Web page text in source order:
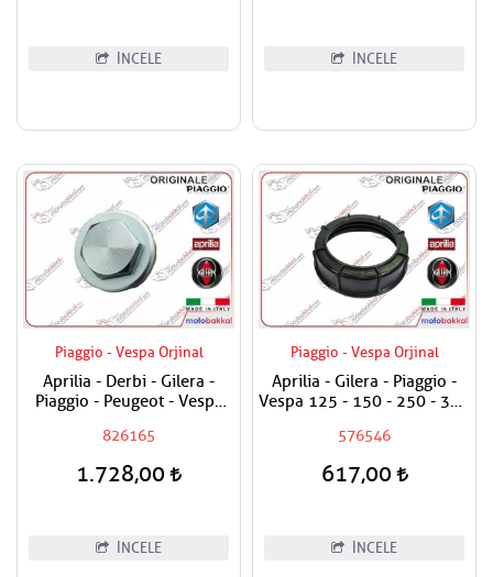
İNCELE İNCELE
Piaggio - Vespa Orjinal
Aprilia - Derbi - Gilera -
Piaggio - Peugeot - Vespa
- 300 - 400 - 500 - 800 Yağ
Tapası
826165
1.728,00
İNCELE
Piaggio - Vespa Orjinal
Aprilia - Gilera - Piaggio -
Vespa 125 - 150 - 250 - 300
Benzin Pompa Üst Plastik
576546
617,00
İNCELE